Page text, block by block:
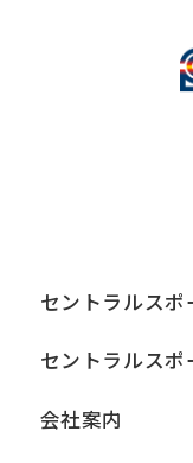
セントラルス
セントラルス
会社案内